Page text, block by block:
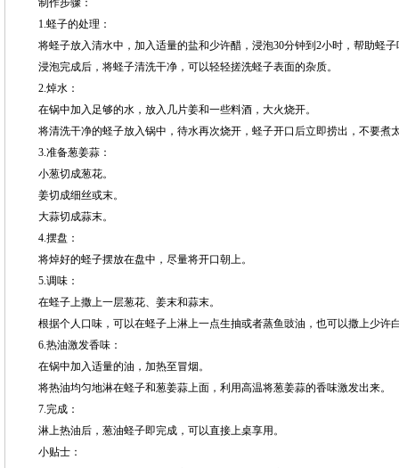
制作步骤：
1.蛏子的处理：
将蛏子放入清水中，加入适量的盐和少许醋，浸泡30分钟到2小时，帮助蛏
浸泡完成后，将蛏子清洗干净，可以轻轻搓洗蛏子表面的杂质。
2.焯水：
在锅中加入足够的水，放入几片姜和一些料酒，大火烧开。
将清洗干净的蛏子放入锅中，待水再次烧开，蛏子开口后立即捞出，不要煮
3.准备葱姜蒜：
小葱切成葱花。
姜切成细丝或末。
大蒜切成蒜末。
4.摆盘：
将焯好的蛏子摆放在盘中，尽量将开口朝上。
5.调味：
在蛏子上撒上一层葱花、姜末和蒜末。
根据个人口味，可以在蛏子上淋上一点生抽或者蒸鱼豉油，也可以撒上少许
6.热油激发香味：
在锅中加入适量的油，加热至冒烟。
将热油均匀地淋在蛏子和葱姜蒜上面，利用高温将葱姜蒜的香味激发出来。
7.完成：
淋上热油后，葱油蛏子即完成，可以直接上桌享用。
小贴士：